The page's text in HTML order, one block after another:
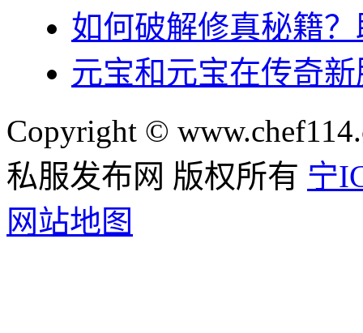
如何破解修真秘籍
元宝和元宝在传奇
Copyright ©
私服发布网 版权所有 宁
网站地图